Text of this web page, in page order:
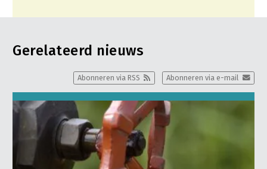
Gerelateerd nieuws
Abonneren via e-mail
Abonneren via RSS